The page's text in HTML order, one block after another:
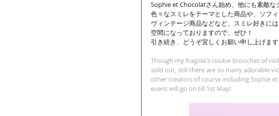
Sophie et Chocolatさん始め、他にも素敵な
色々なスミレをテーマとした商品や、ソフ
ヴィンテージ商品などなど、スミレ好きに
空間になっておりますので、ぜひ！
引き続き、どうぞ宜しくお願い申し上げます
Though my fragola's cookie brooches of
sold out, still there are so many adorable
other creators of course including Sophie
event will go on till 1st May!